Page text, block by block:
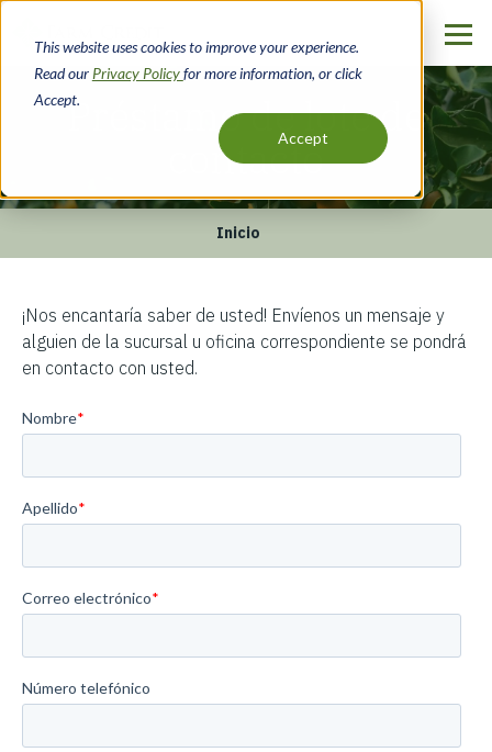
This website uses cookies to improve your experience.
Read our Privacy Policyfor more information, or click
Accept.
Accept
contenido
principalPréstamo de lote de
contacto
de
navegación
Inicio
¡Nos encantaría saber de usted! Envíenos un mensaje y
alguien de la sucursal u oficina correspondiente se pondrá
en contacto con usted.